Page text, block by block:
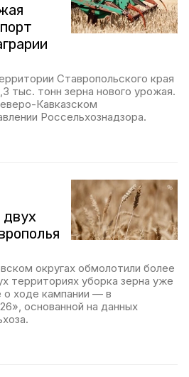
Ставропольского края
тыс. тонн зерна нового урожая.
Кавказском
Россельхознадзора.
округах обмолотили более
территориях уборка зерна уже
ходе кампании — в
основанной на данных